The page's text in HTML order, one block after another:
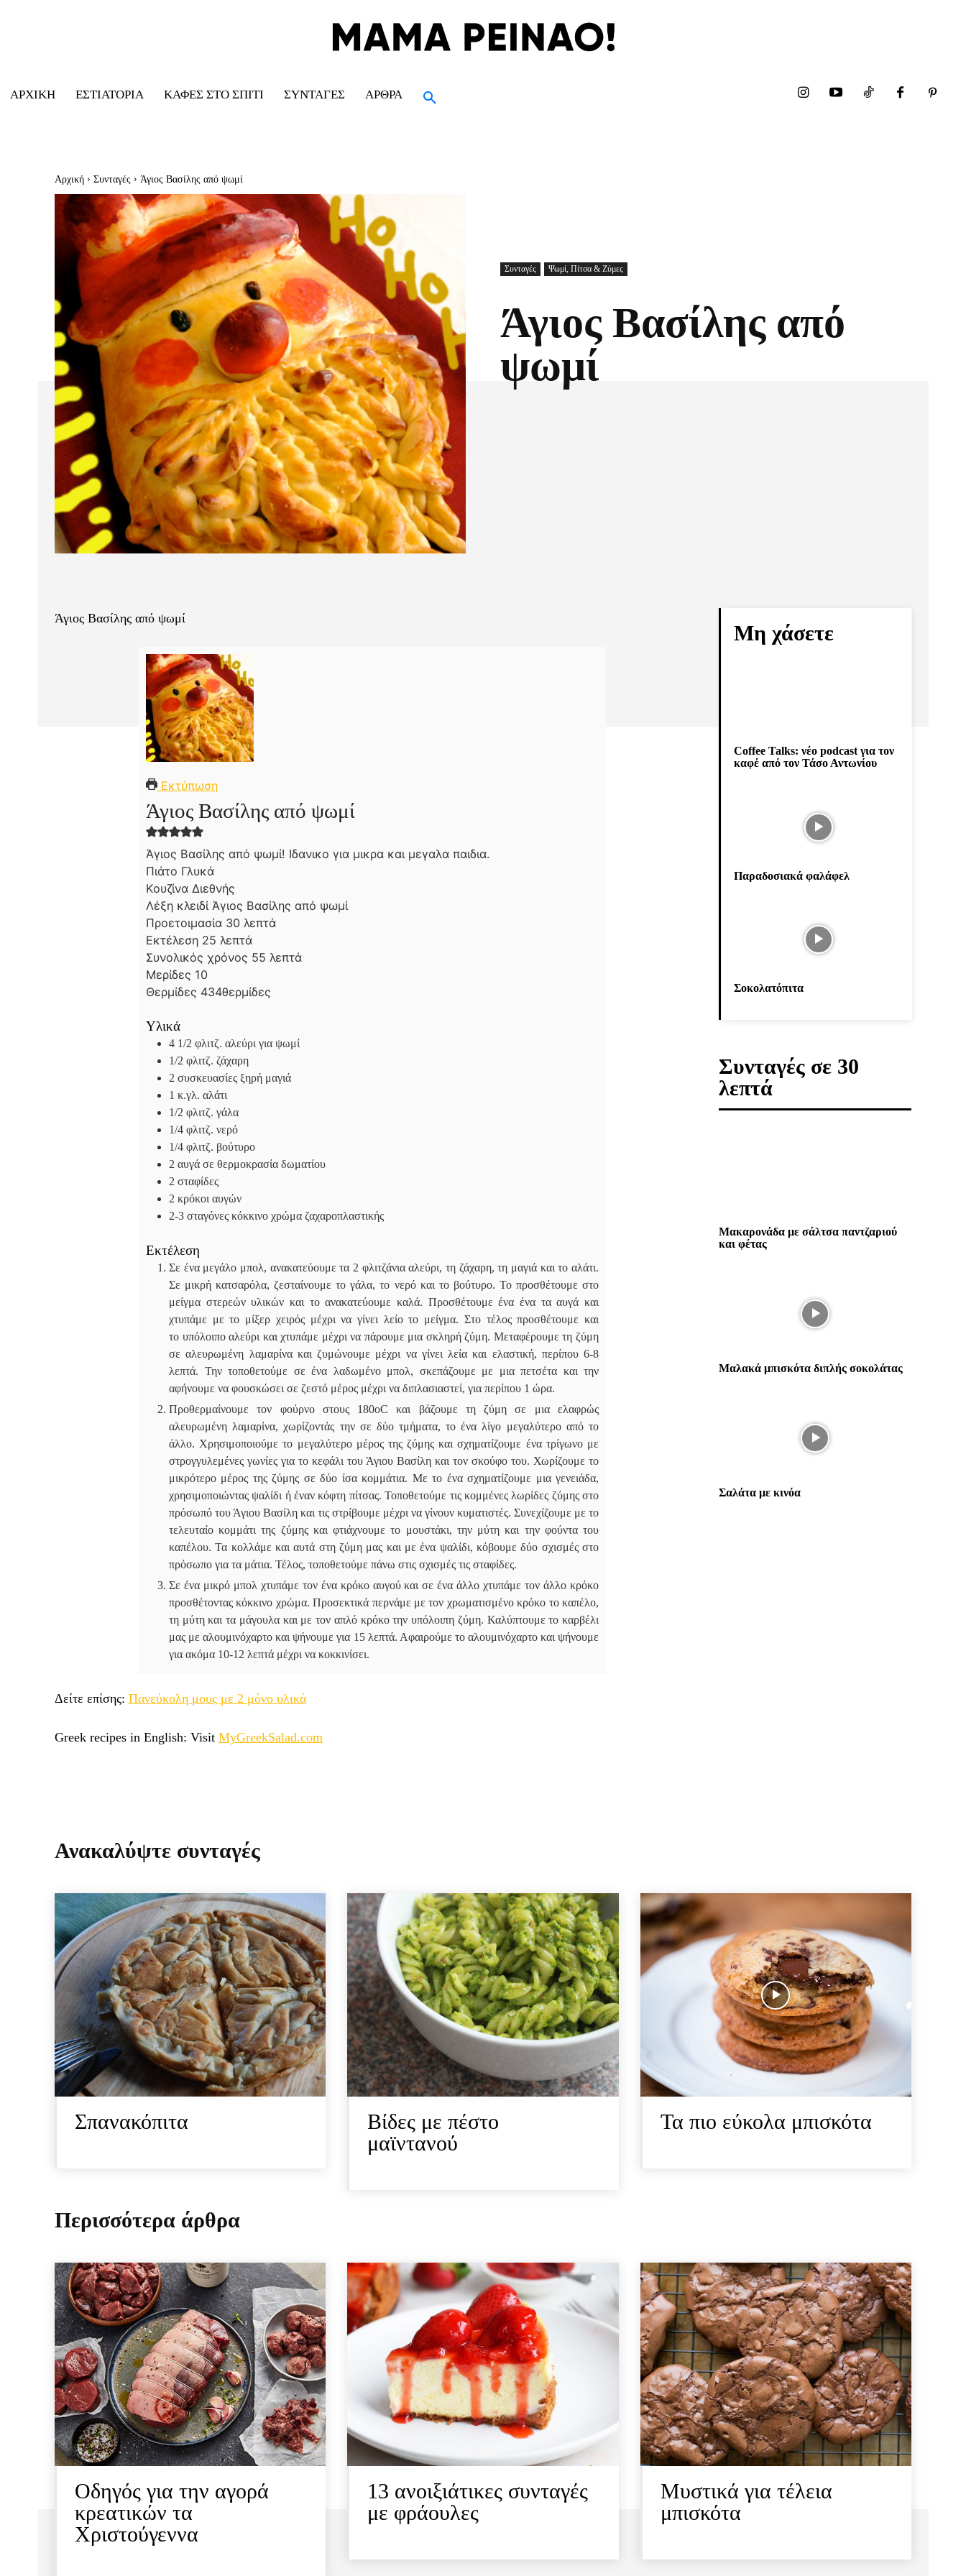
ΑΡΧΙΚΉ ΕΣΤΙΑΤΌΡΙΑ ΚΑΦΈΣ ΣΤΟ ΣΠΊΤΙ ΣΥΝΤΑΓΈΣ ΆΡΘΡΑ
Αρχική Συνταγές Άγιος Βασίλης από ψωμί
Συνταγές Ψωμί, Πίτσα & Ζύμες
Άγιος Βασίλης από
ψωμί
Άγιος Βασίλης από ψωμί
Εκτύπωση
Άγιος Βασίλης από ψωμί
Άγιος Βασίλης από ψωμί! Ιδανικο για μικρα και μεγαλα παιδια.
Πιάτο Γλυκά
Κουζίνα Διεθνής
Λέξη κλειδί Άγιος Βασίλης από ψωμί
Προετοιμασία 30 λ
ε
π
ά
λεπτά
Εκτέλεση 25 λ
ε
τ
λεπτά
Συνολικός χρόνος 55 λ
π
λεπτά
Μερίδες 10
Θερμίδες 434θερμίδες
Υλικά
4 1/2 φλιτζ. αλεύρι για ψωμί
1/2 φλιτζ. ζάχαρη
2 συσκευασίες ξηρή μαγιά
1 κ.γλ. αλάτι
1/2 φλιτζ. γάλα
1/4 φλιτζ. νερό
1/4 φλιτζ. βούτυρο
2 αυγά σε θερμοκρασία δωματίου
2 σταφίδες
2 κρόκοι αυγών
2-3 σταγόνες κόκκινο χρώμα ζαχαροπλαστικής
Εκτέλεση
Σε ένα μεγάλο μπολ, ανακατεύουμε τα 2 φλιτζάνια αλεύρι, τη ζάχαρη, τη μαγιά και το αλάτι.
Σε μικρή κατσαρόλα, ζεσταίνουμε το γάλα, το νερό και το βούτυρο. Το προσθέτουμε στο
μείγμα στερεών υλικών και το ανακατεύουμε καλά. Προσθέτουμε ένα ένα τα αυγά και
χτυπάμε με το μίξερ χειρός μέχρι να γίνει λείο το μείγμα. Στο τέλος προσθέτουμε και
το υπόλοιπο αλεύρι και χτυπάμε μέχρι να πάρουμε μια σκληρή ζύμη. Μεταφέρουμε τη ζύμη
σε αλευρωμένη λαμαρίνα και ζυμώνουμε μέχρι να γίνει λεία και ελαστική, περίπου 6-8
λεπτά. Την τοποθετούμε σε ένα λαδωμένο μπολ, σκεπάζουμε με μια πετσέτα και την
αφήνουμε να φουσκώσει σε ζεστό μέρος μέχρι να διπλασιαστεί, για περίπου 1 ώρα.
Προθερμαίνουμε τον φούρνο στους 180οC και βάζουμε τη ζύμη σε μια ελαφρώς
αλευρωμένη λαμαρίνα, χωρίζοντάς την σε δύο τμήματα, το ένα λίγο μεγαλύτερο από το
άλλο. Χρησιμοποιούμε το μεγαλύτερο μέρος της ζύμης και σχηματίζουμε ένα τρίγωνο με
στρογγυλεμένες γωνίες για το κεφάλι του Άγιου Βασίλη και τον σκούφο του. Χωρίζουμε το
μικρότερο μέρος της ζύμης σε δύο ίσα κομμάτια. Με το ένα σχηματίζουμε μια γενειάδα,
χρησιμοποιώντας ψαλίδι ή έναν κόφτη πίτσας. Τοποθετούμε τις κομμένες λωρίδες ζύμης στο
πρόσωπό του Άγιου Βασίλη και τις στρίβουμε μέχρι να γίνουν κυματιστές. Συνεχίζουμε με το
τελευταίο κομμάτι της ζύμης και φτιάχνουμε το μουστάκι, την μύτη και την φούντα του
καπέλου. Τα κολλάμε και αυτά στη ζύμη μας και με ένα ψαλίδι, κόβουμε δύο σχισμές στο
πρόσωπο για τα μάτια. Τέλος, τοποθετούμε πάνω στις σχισμές τις σταφίδες.
Σε ένα μικρό μπολ χτυπάμε τον ένα κρόκο αυγού και σε ένα άλλο χτυπάμε τον άλλο κρόκο
προσθέτοντας κόκκινο χρώμα. Προσεκτικά περνάμε με τον χρωματισμένο κρόκο το καπέλο,
τη μύτη και τα μάγουλα και με τον απλό κρόκο την υπόλοιπη ζύμη. Καλύπτουμε το καρβέλι
μας με αλουμινόχαρτο και ψήνουμε για 15 λεπτά. Αφαιρούμε το αλουμινόχαρτο και ψήνουμε
για ακόμα 10-12 λεπτά μέχρι να κοκκινίσει.
Δείτε επίσης: Πανεύκολη μους με 2 μόνο υλικά
Greek recipes in English: Visit MyGreekSalad.com
Μη χάσετε
Coffee Talks: νέο podcast για τον
καφέ από τον Τάσο Αντωνίου
Παραδοσιακά φαλάφελ
Σοκολατόπιτα
Συνταγές σε 30
λεπτά
Μακαρονάδα με σάλτσα παντζαριού
και φέτας
Μαλακά μπισκότα διπλής σοκολάτας
Σαλάτα με κινόα
Ανακαλύψτε συνταγές
Σπανακόπιτα
Βίδες με πέστο
μαϊντανού
Τα πιο εύκολα μπισκότα
Περισσότερα άρθρα
Οδηγός για την αγορά
κρεατικών τα
Χριστούγεννα
13 ανοιξιάτικες συνταγές
με φράουλες
Μυστικά για τέλεια
μπισκότα